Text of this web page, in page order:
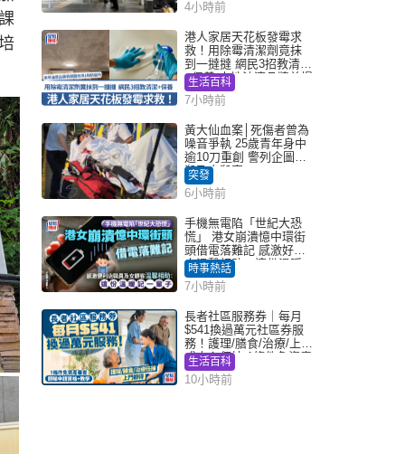
4小時前
港人家居天花板發霉求
救！用除霉清潔劑竟抹
到一撻撻 網民3招教清潔
+保養 本地油漆品牌曾提
醒勿用1物防變色
生活百科
7小時前
黃大仙血案│死傷者曾為
噪音爭執 25歲青年身中
逾10刀重創 警列企圖謀
殺及自殺案
突發
6小時前
手機無電陷「世紀大恐
慌」 港女崩潰憶中環街
頭借電落難記 感激好心
人溫馨相助：這份溫暖
記一輩子｜Juicy叮
時事熱話
7小時前
長者社區服務券｜每月
$541換過萬元社區券服
務！護理/膳食/治療/上門
或中心任揀 1條件免資產
審查（附申請資格及教
學）
生活百科
10小時前